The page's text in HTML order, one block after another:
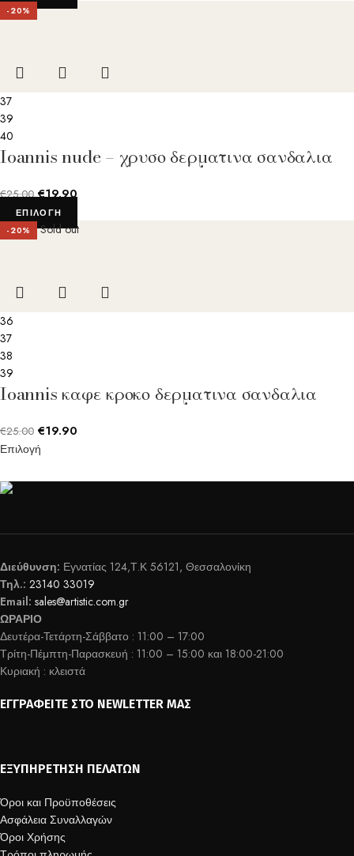
-20%
37
39
40
Ioannis nude – χρυσο δερματινα σανδαλια
€25.00 €19.90
ΕΠΙΛΟΓΉ
-20% Sold out
36
37
38
39
Ioannis καφε κροκο δερματινα σανδαλια
€25.00 €19.90
Επιλογή
Διεύθυνση: Εγνατίας 124,Τ.Κ 56121, Θεσσαλονίκη
Τηλ.: 23140 33019
Email: sales@artistic.com.gr
ΩΡΑΡΙΟ
Δευτέρα-Τετάρτη-Σάββατο : 11:00 – 17:00
Τρίτη-Πέμπτη-Παρασκευή : 11:00 – 15:00 και 18:00-21:00
Κυριακή : κλειστά
ΕΓΓΡΑΦΕΊΤΕ ΣΤΟ NEWLETTER ΜΑΣ
ΕΞΥΠΗΡΈΤΗΣΗ ΠΕΛΑΤΏΝ
Όροι και Προϋποθέσεις
Ασφάλεια Συναλλαγών
Όροι Χρήσης